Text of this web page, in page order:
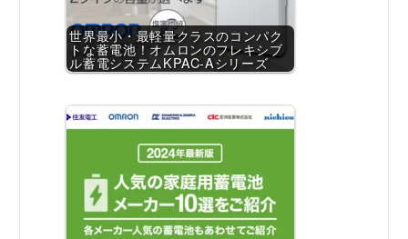
世界最小・最軽量クラスのコンパク
トな蓄電池！オムロンのフレキシブ
ル蓄電システムKPAC-Aシリーズ